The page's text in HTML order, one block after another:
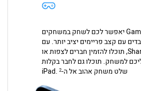
Game Mode יאפשר לכם לשחק במשחקים
עם קצב פריימים יציב יותר. עם
SharePlay, תוכלו להזמין חברים לצפות או
למשחק. תוכלו גם לחבר בקלות
שלט משחק אהוב אל ה-iPad.2